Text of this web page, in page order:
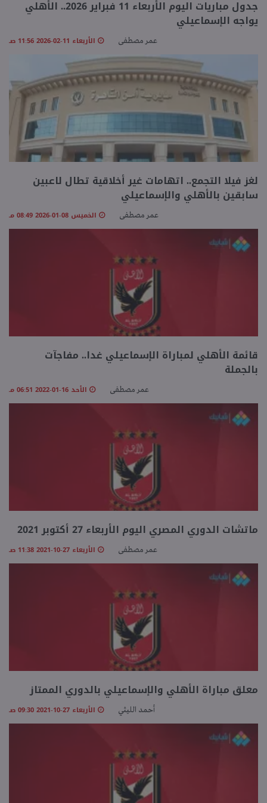
جدول مباريات اليوم الأربعاء 11 فبراير 2026.. الأهلي
يواجه الإسماعيلي
عمر مصطفى الأربعاء 11-02-2026 11:56 صـ
لغز فيلا التجمع.. اتهامات غير أخلاقية تطال لاعبين
سابقين بالأهلي والإسماعيلي
عمر مصطفى الخميس 08-01-2026 08:49 مـ
قائمة الأهلي لمباراة الإسماعيلي غدا.. مفاجآت
بالجملة
عمر مصطفى الأحد 16-01-2022 06:51 مـ
ماتشات الدوري المصري اليوم الأربعاء 27 أكتوبر 2021
عمر مصطفى الأربعاء 27-10-2021 11:38 صـ
معلق مباراة الأهلي والإسماعيلي بالدوري الممتاز
أحمد الليثي الأربعاء 27-10-2021 09:30 صـ